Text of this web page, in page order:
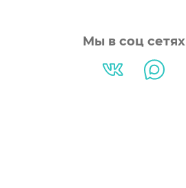
Мы в соц сетях